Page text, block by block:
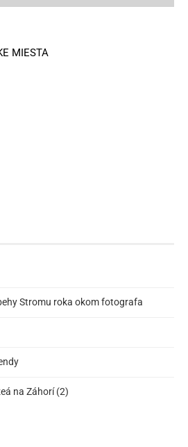
MIESTA
Stromu roka okom fotografa
na Záhorí (2)